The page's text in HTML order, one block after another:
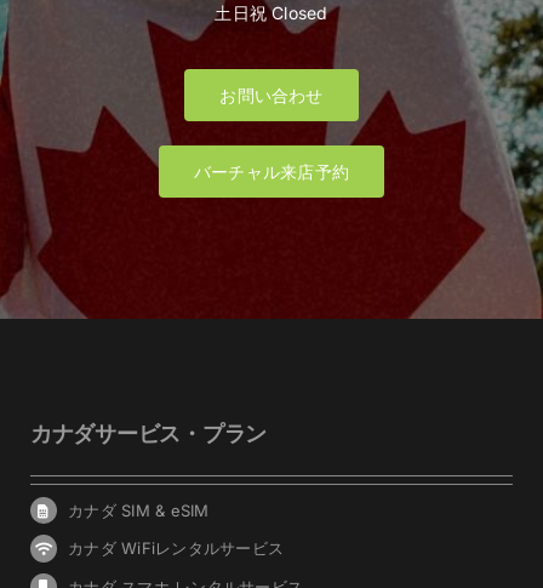
土日祝 Closed
お問い合わせ
バーチャル来店予約
カナダサービス・プラン
カナダ SIM & eSIM
カナダ WiFiレンタルサービス